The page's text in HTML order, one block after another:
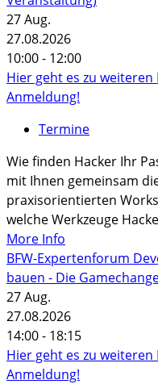
27Aug.
27.08.2026
10:00 - 12:00
Hier geht es zu
Anmeldung!
Termine
Wie finden Hacker Ihr
mit Ihnen gemeinsam
praxisorientierten
welche Werkzeuge
More Info
BFW-Expertenforum
bauen - Die
27Aug.
27.08.2026
14:00 - 18:15
Hier geht es zu
Anmeldung!